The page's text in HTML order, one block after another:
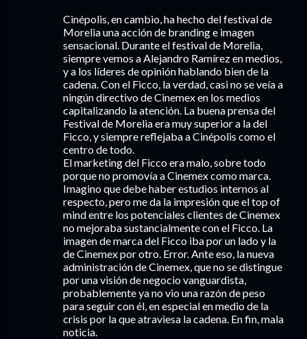
Cinépolis, en cambio, ha hecho del festival de
Morelia una acción de branding e imagen
sensacional. Durante el festival de Morelia,
siempre vemos a Alejandro Ramírez en medios,
y a los líderes de opinión hablando bien de la
cadena. Con el Ficco, la verdad, casi no se veía a
ningún directivo de Cinemex en los medios
capitalizando la atención. La buena prensa del
Festival de Morelia era muy superior a la del
Ficco, y siempre reflejaba a Cinépolis como el
centro de todo.
El marketing del Ficco era malo, sobre todo
porque no promovía a Cinemex como marca.
Imagino que debe haber estudios internos al
respecto, pero me da la impresión que el top of
mind entre los potenciales clientes de Cinemex
no mejoraba sustancialmente con el Ficco. La
imagen de marca del Ficco iba por un lado y la
de Cinemex por otro. Error. Ante eso, la nueva
administración de Cinemex, que no se distingue
por una visión de negocio vanguardista,
probablemente ya no vio una razón de peso
para seguir con él, en especial en medio de la
crisis por la que atraviesa la cadena. En fin, mala
noticia.